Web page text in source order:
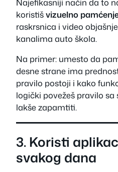
koristišvizuelno
raskrsnica i video
kanalima auto škola.
Na primer: umesto da
desne strane ima
pravilo postoji i kako
logički povežeš pravilo
lakše zapamtiti.
3. Koristi
svakog dana